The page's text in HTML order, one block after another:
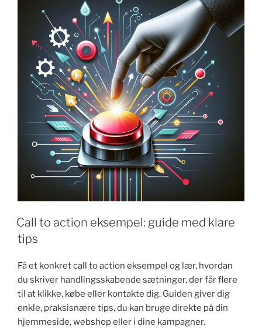
action
der
virker"
Call to action eksempel: guide med klare
tips
Få et konkret call to action eksempel og lær, hvordan
du skriver handlingsskabende sætninger, der får flere
til at klikke, købe eller kontakte dig. Guiden giver dig
enkle, praksisnære tips, du kan bruge direkte på din
hjemmeside, webshop eller i dine kampagner.